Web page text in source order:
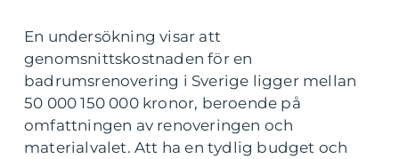
En undersökning visar att
genomsnittskostnaden för en
badrumsrenovering i Sverige ligger mellan
50 000 150 000 kronor, beroende på
omfattningen av renoveringen och
materialvalet. Att ha en tydlig budget och